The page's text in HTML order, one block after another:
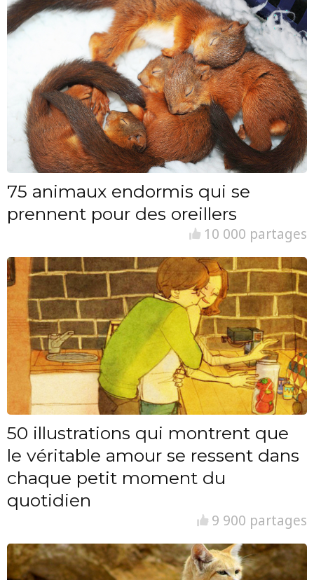
75 animaux endormis qui se
prennent pour des oreillers
10 000 partages
50 illustrations qui montrent que
le véritable amour se ressent dans
chaque petit moment du
quotidien
9 900 partages